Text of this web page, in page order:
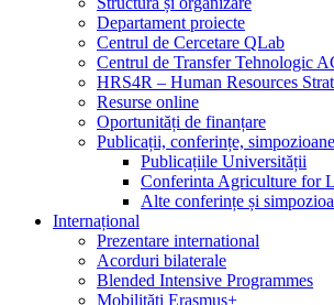
Departament proiecte
Centrul de Cercetare QLab
Centrul de Transfer Tehnologic
HRS4R – Human Resources
Resurse online
Oportunități de finanțare
Publicații, conferințe, simpozioane
Publicațiile Universității
Conferinta Agriculture for
Alte conferințe și
Internațional
Prezentare international
Acorduri bilaterale
Blended Intensive Programmes
Mobilități Erasmus+